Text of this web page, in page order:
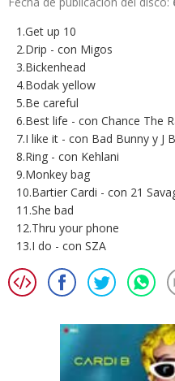
1.Get up 10
2.Drip - con Migos
3.Bickenhead
4.Bodak yellow
5.Be careful
6.Best life - con Chance The
7.I like it - con Bad Bunny y J
8.Ring - con Kehlani
9.Monkey bag
10.Bartier Cardi - con 21
11.She bad
12.Thru your phone
13.I do - con SZA